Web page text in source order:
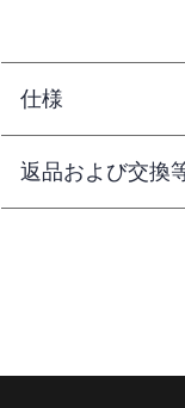
仕様
返品および交換